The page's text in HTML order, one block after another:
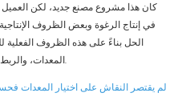
كان هذا مشروع مصنع جديد، لكن
في إنتاج الرغوة وبعض الظروف
الحل بناءً على هذه الظروف الفعلية
المعدات، والربط بين إنتاج الرغوة وعمليات المعالجة اللاحقة.